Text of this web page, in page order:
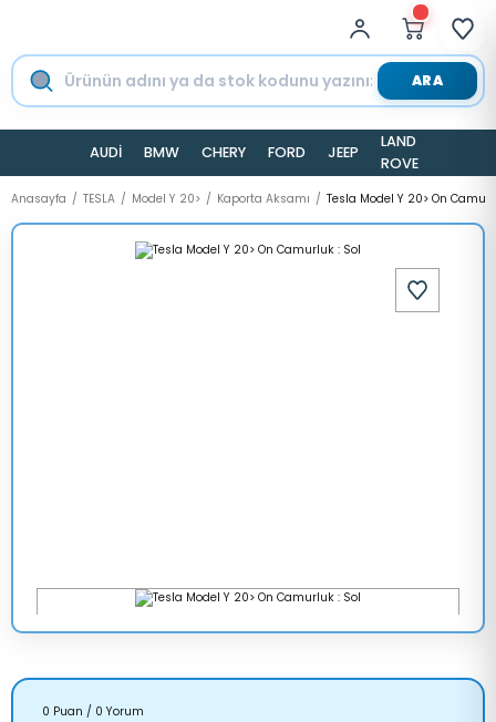
ARA
AUDİ BMW CHERY FORD JEEP
LAND
ROVER
Anasayfa TESLA Model Y 20> Kaporta Aksamı Tesla Model Y 20> On
0 Puan / 0 Yorum